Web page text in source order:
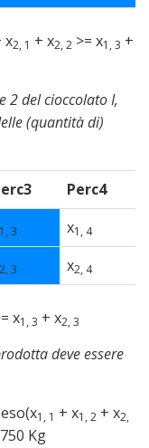
x2, 1 + x2, 2 >= x1, 3 +
2 del cioccolato I,
(quantità di)
Perc4
1, 3 x1, 4
2, 3 x2, 4
x1, 3 + x2, 3
deve essere
1, 1 + x1, 2 + x2,
Kg